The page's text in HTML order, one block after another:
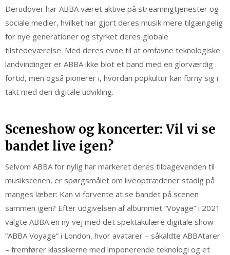
Derudover har ABBA været aktive på streamingtjenester og
sociale medier, hvilket har gjort deres musik mere tilgængelig
for nye generationer og styrket deres globale
tilstedeværelse. Med deres evne til at omfavne teknologiske
landvindinger er ABBA ikke blot et band med en glorværdig
fortid, men også pionerer i, hvordan popkultur kan forny sig i
takt med den digitale udvikling.
Sceneshow og koncerter: Vil vi se
bandet live igen?
Selvom ABBA for nylig har markeret deres tilbagevenden til
musikscenen, er spørgsmålet om liveoptrædener stadig på
manges læber: Kan vi forvente at se bandet på scenen
sammen igen? Efter udgivelsen af albummet “Voyage” i 2021
valgte ABBA en ny vej med det spektakulære digitale show
“ABBA Voyage” i London, hvor avatarer – såkaldte ABBAtarer
– fremfører klassikerne med imponerende teknologi og et